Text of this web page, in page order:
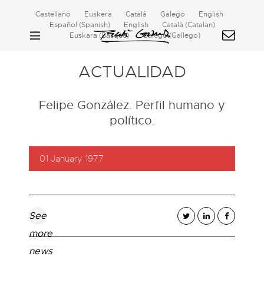
Castellano Euskera Catalá Galego
English
Español (Spanish) English Català (Catalan)
Euskara (Basque) Galego(Gallego)
ACTUALIDAD
Felipe González. Perfil humano y
político.
01 January 1977
See
more
news